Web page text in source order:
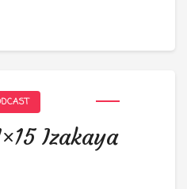
Izakaya